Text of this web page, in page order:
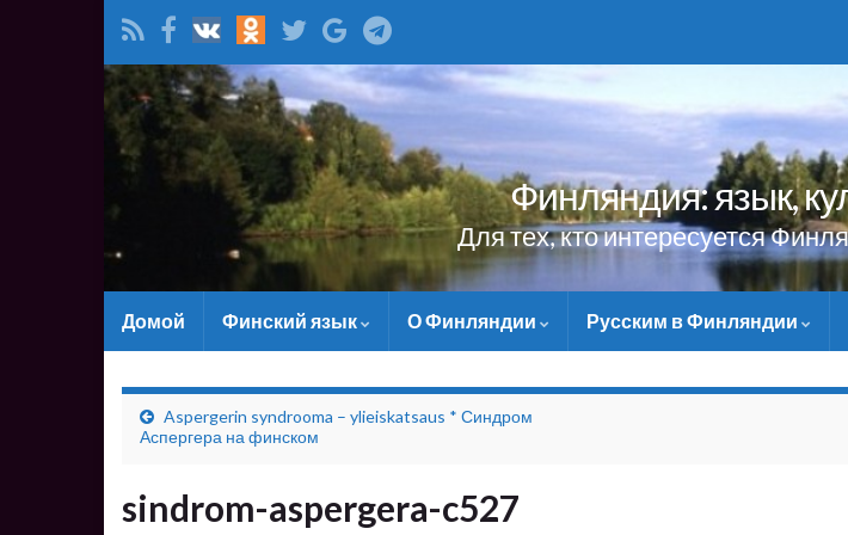
Финляндия: язык,
Для тех, кто интересуется
Домой Финский язык О Финляндии Русским в Финляндии
Aspergerin syndrooma – ylieiskatsaus * Синдром
Аспергера на финском
sindrom-aspergera-c527